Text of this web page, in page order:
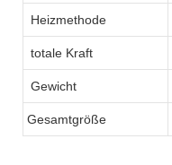
Heizmethode
totale Kraft
Gewicht
Gesamtgröße